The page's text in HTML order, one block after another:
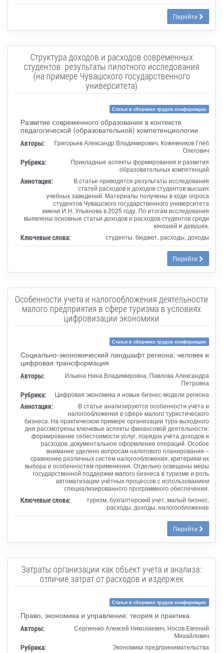
Перейти
Структура доходов и расходов современных
студентов: результаты пилотного исследования
(на примере Чувашского государственного
университета)
Статья в сборнике трудов конференции
Развитие современного образования в контексте
педагогической (образовательной) компетенциологии
Авторы:
Григорьев Александр Владимирович, Кожевников Глеб
Олегович
Рубрика:
Прикладные аспекты формирования и развития
образовательных компетенций
Аннотация:
В статье приводятся результаты исследования
статей расходов и доходов студентов высших
учебных заведений. Материалы получены в ходе опроса
студентов Чувашского государственного университета
имени И.Н. Ульянова в 2025 году. По итогам исследования
выявлены основные статьи доходов и расходов студентов среди
юношей и девушек.
Ключевые слова: студенты, бюджет, расходы, доходы
Перейти
Особенности учета и налогообложения деятельности
малого предприятия в сфере туризма в условиях
цифровизации экономики
Статья в сборнике трудов конференции
Социально-экономический ландшафт региона: человек и
цифровая трансформация
Авторы:
Ильина Нина Владимировна, Павлова Александра
Петровна
Рубрика: Цифровая экономика и новые бизнес-модели региона
Аннотация:
В статье анализируются особенности учёта и
налогообложения в сфере малого туристического
бизнеса. На практическом примере организации тура выходного
дня рассмотрены ключевые аспекты финансовой деятельности:
формирование себестоимости услуг, порядок учёта доходов и
расходов, документальное оформление операций. Особое
внимание уделено вопросам налогового планирования –
сравнению различных систем налогообложения, критериям их
выбора и особенностям применения. Отдельно освещены меры
государственной поддержки малого бизнеса в туризме и роль
автоматизации учётных процессов с использованием
специализированного программного обеспечения.
Ключевые слова:
туризм, бухгалтерский учет, малый бизнес,
расходы, доходы, налогообложение
Перейти
Затраты организации как объект учета и анализа:
отличие затрат от расходов и издержек
Статья в сборнике трудов конференции
Право, экономика и управление: теория и практика
Авторы:
Сергиенко Алексей Николаевич, Носов Евгений
Михайлович
Рубрика: Экономика предпринимательства